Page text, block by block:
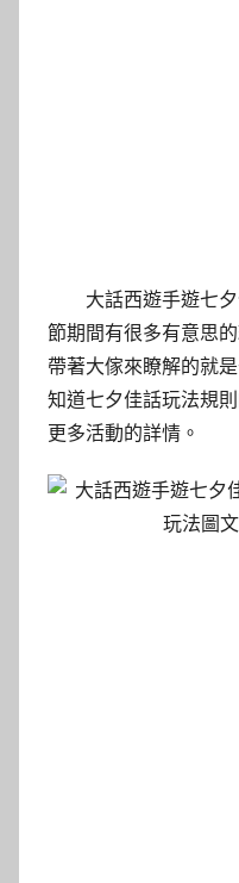
大話西遊手遊七
節期間有很多有意思
帶著大傢來瞭解的就
知道七夕佳話玩法規
更多活動的詳情。